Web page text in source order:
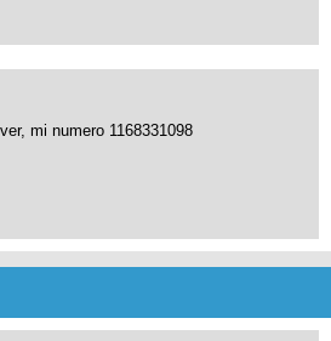
mi numero 1168331098